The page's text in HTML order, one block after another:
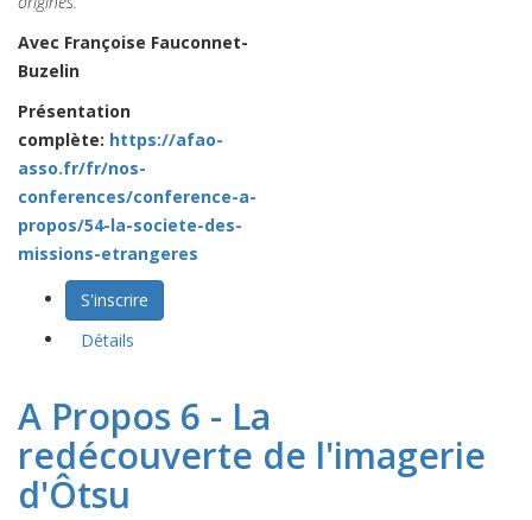
Avec Françoise Fauconnet-
Buzelin
Présentation
complète: https://afao-
asso.fr/fr/nos-
conferences/conference-a-
propos/54-la-societe-des-
missions-etrangeres
S'inscrire
Détails
A Propos 6 - La
redécouverte de l'imagerie
d'Ôtsu